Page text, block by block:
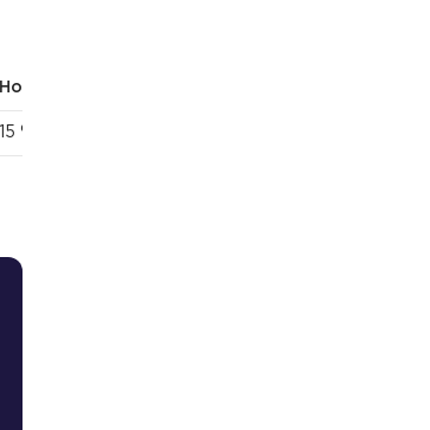
Honoraires
15 % HT du loyer annuel HT/HC à la charge du preneur